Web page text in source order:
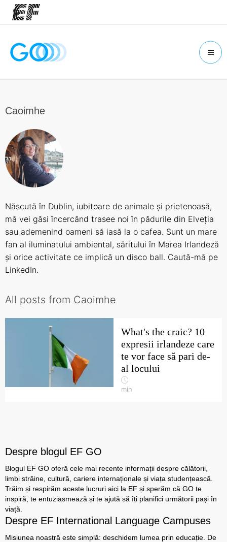
Home
Who we are
Careers
Join the team
Caoimhe
Născută în Dublin, iubitoare de animale și prietenoasă,
mă vei găsi încercând trasee noi în pădurile din Elveția
sau ademenind oameni să iasă la o cafea. Sunt un mare
fan al iluminatului ambiental, săritului în Marea Irlandeză
și orice activitate ce implică un disco ball. Caută-mă pe
LinkedIn.
All posts from Caoimhe
What's the craic? 10
expresii irlandeze care
te vor face să pari de-
al locului
min
Despre blogul EF GO
Blogul EF GO oferă cele mai recente informații despre călătorii,
limbi străine, cultură, cariere internaționale și viața studențească.
Trăim și respirăm aceste lucruri aici la EF și sperăm că GO te
inspiră, te entuziasmează și te ajută să îți planifici următorii pași în
viață.
Despre EF International Language Campuses
Misiunea noastră este simplă: deschidem lumea prin educație. De